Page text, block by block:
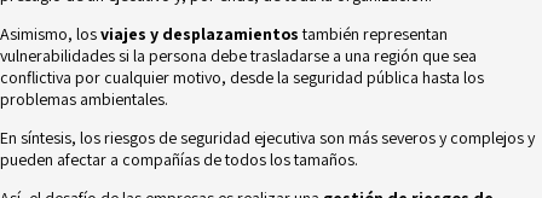
Asimismo, losviajes y desplazamientostambién representan
vulnerabilidades si la persona debe trasladarse a una región que sea
conflictiva por cualquier motivo, desde la seguridad pública hasta los
problemas ambientales.
En síntesis, los riesgos de seguridad ejecutiva son más severos y complejos y
pueden afectar a compañías de todos los tamaños.